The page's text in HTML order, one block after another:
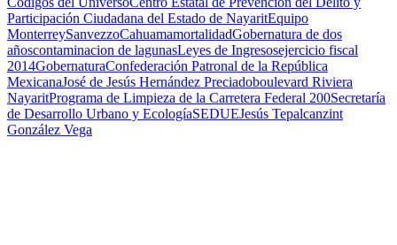
Participación Ciudadana del Estado de NayaritEquipo
MonterreySanvezzoCahuamamortalidadGobernatura de dos
añoscontaminacion de lagunasLeyes de Ingresosejercicio fiscal
2014GobernaturaConfederación Patronal de la República
MexicanaJosé de Jesús Hernández Preciadoboulevard Riviera
NayaritPrograma de Limpieza de la Carretera Federal 200Secretaría
de Desarrollo Urbano y EcologíaSEDUEJesús Tepalcanzint
González Vega